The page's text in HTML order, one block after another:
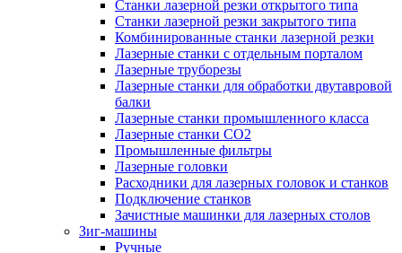
Станки лазерной резки открытого типа
Станки лазерной резки закрытого типа
Комбинированные станки лазерной резки
Лазерные станки с отдельным порталом
Лазерные труборезы
Лазерные станки для обработки двутавровой
балки
Лазерные станки промышленного класса
Лазерные станки CO2
Промышленные фильтры
Лазерные головки
Расходники для лазерных головок и станков
Подключение станков
Зачистные машинки для лазерных столов
Зиг-машины
Ручные